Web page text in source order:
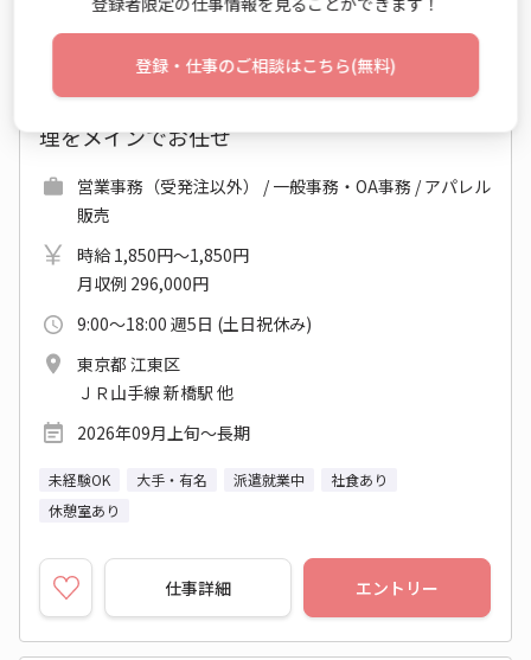
みんな知ってる♪超有名アパレル♪サンプル管
理をメインでお任せ
営業事務（受発注以外） / 一般事務・OA事務 / アパレル
販売
時給 1,850円～1,850円
月収例 296,000円
9:00～18:00 週5日 (土日祝休み)
東京都 江東区
ＪＲ山手線 新橋駅 他
2026年09月上旬～長期
未経験OK 大手・有名 派遣就業中
社食あり
休憩室あり
仕事詳細 エントリー
登録・仕事のご相談はこちら(無料)